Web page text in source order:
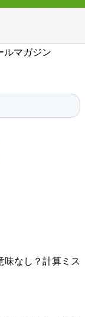
味なし？計算ミス